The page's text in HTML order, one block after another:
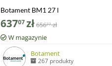
Botament BM1 27 l
63707zł65677 zł
W magazynie
Botament
267 produkty